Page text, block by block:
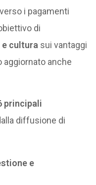
i pagamenti
di
cultura sui vantaggi
aggiornato anche
principali
diffusione di
e